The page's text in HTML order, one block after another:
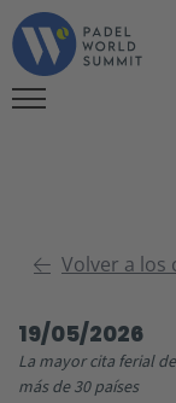
Volver a los
19/05/2026
La mayor cita ferial
más de 30 países